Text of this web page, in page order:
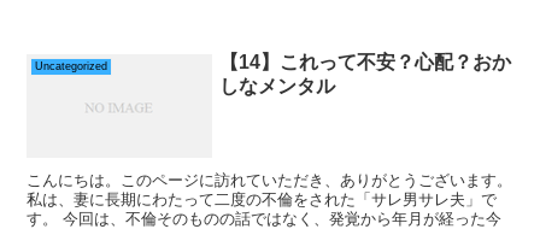
Uncategorized
【14】これって不安？心配？おか
しなメンタル
こんにちは。このページに訪れていただき、ありがとうございます。
私は、妻に長期にわたって二度の不倫をされた「サレ男サレ夫」で
す。 今回は、不倫そのものの話ではなく、発覚から年月が経った今